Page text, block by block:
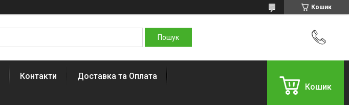
Кошик
Контакти Доставка та Оплата
Кошик